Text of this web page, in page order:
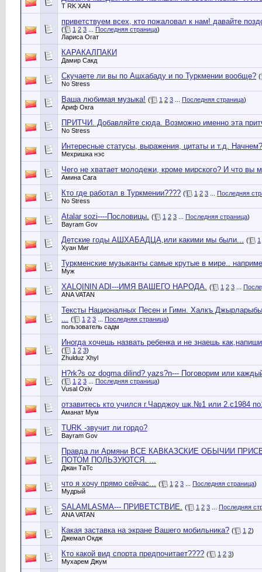
T RK XAN
приветствуем всех, кто пожаловал к нам! давайте
( 1 2 3 Последняя страница)
Лариса Огат
КАРАКАЛПАКИ
Дамир Сакд
Скучаете ли вы по Ашхабаду и по Туркмении вообще? (
No Stress
Ваша любимая музыка! ( 1 2 3 Последняя страница)
Ариф Окга
ПРИТЧИ. Добавляйте сюда. Возможно именно эта
No Stress
Интересные статусы, выражения, цитаты и т.д.
Мехришка нэс
Чего не хватает молодежи, кроме мирского? И что вы
Амина Сага
Кто где работал в Туркмении???? ( 1 2 3
Последняя
No Stress
Atalar sozi----Пословицы. ( 1 2 3 Последняя страница)
Bayram Gov
Детские годы АШХАБАДЦА,или какими мы были... (
1
Хуан Миг
Туркменские музыканты самые крутые в мире..
Муж
XALQININ ADI---ИМЯ ВАШЕГО НАРОДА. ( 1 2 3
ANA VATAN
Тексты Националных Песен и Гимн. Халкъ
... ( 1 2 3 Последняя страница)
пользователь садм
Иногда хочешь назвать ребенка и не знаешь
( 1 2 3)
Zhulduz Xhyl
H?rk?s oz dogma dilind? yazs?n--- Поговорим или
( 1 2 3 Последняя страница)
Vusal Оxiv
отзавитесь кто учился г.Чарджоу шк.№1 или 2.с1984
Аманат Мум
TURK -звучит ли гордо?
Bayram Gov
Правда ли Армяни ВСЕ КАВКАЗСКИЕ ОБЫЧИИ
ПОТОМ ПОЛЬЗУЮТСЯ. ...
Джан ТаТс
что я хочу прямо сейчас... ( 1 2 3 Последняя страница)
Мудрый
SALAMLASMA--- ПРИВЕТСТВИЕ. ( 1 2 3
Последняя
ANA VATAN
Какая заставка на экране Вашего мобильника? ( 1 2)
Джемал Окдж
Кто какой вид спорта предпочитает???? ( 1 2 3)
Мухарем Джум